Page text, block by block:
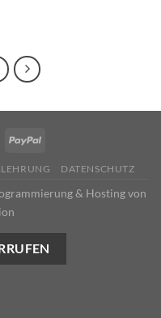
DATENSCHUTZ
& Hosting von